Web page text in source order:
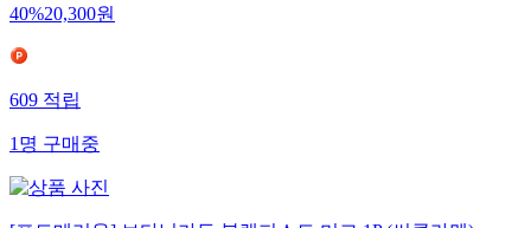
40%20,300원
609 적립
1 명 구매중